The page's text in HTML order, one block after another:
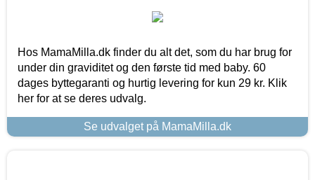
Hos MamaMilla.dk finder du alt det, som du har brug for
under din graviditet og den første tid med baby. 60
dages byttegaranti og hurtig levering for kun 29 kr. Klik
her for at se deres udvalg.
Se udvalget på MamaMilla.dk